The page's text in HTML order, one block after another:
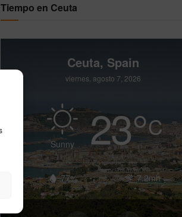
Tiempo en Ceuta
Ceuta, Spain
viernes, agosto 7, 2026
Sunny 23°C
77% 7.2mh